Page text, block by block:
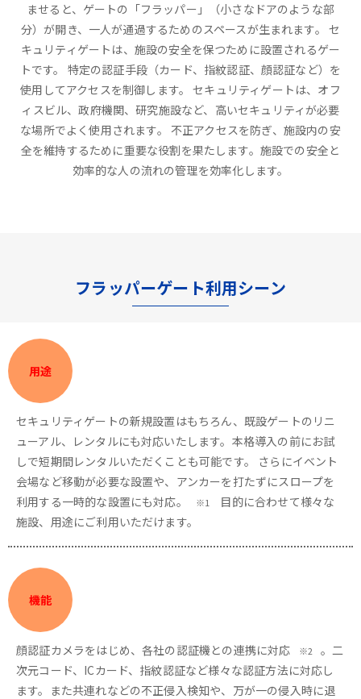
ませると、ゲートの「フラッパー」（小さなドアのような部
分）が開き、一人が通過するためのスペースが生まれます。 セ
キュリティゲートは、施設の安全を保つために設置されるゲー
トです。 特定の認証手段（カード、指紋認証、顔認証など）を
使用してアクセスを制御します。 セキュリティゲートは、オフ
ィスビル、政府機関、研究施設など、高いセキュリティが必要
な場所でよく使用されます。 不正アクセスを防ぎ、施設内の安
全を維持するために重要な役割を果たします。施設での安全と
効率的な人の流れの管理を効率化します。
フラッパーゲート利用シーン
用途
セキュリティゲートの新規設置はもちろん、既設ゲートのリニ
ューアル、レンタルにも対応いたします。本格導入の前にお試
しで短期間レンタルいただくことも可能です。 さらにイベント
会場など移動が必要な設置や、アンカーを打たずにスロープを
利用する一時的な設置にも対応。
※1
目的に合わせて様々な
施設、用途にご利用いただけます。
機能
顔認証カメラをはじめ、各社の認証機との連携に対応 ※2
。二
次元コード、ICカード、指紋認証など様々な認証方法に対応し
ます。また共連れなどの不正侵入検知や、万が一の侵入時に退